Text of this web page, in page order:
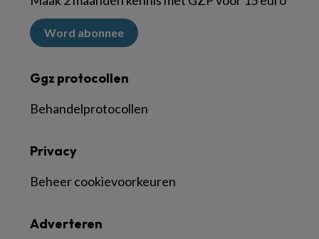
Word abonnee
Ggz protocollen
Behandelprotocollen
Adverteren
Privacy
Beheer cookievoorkeuren